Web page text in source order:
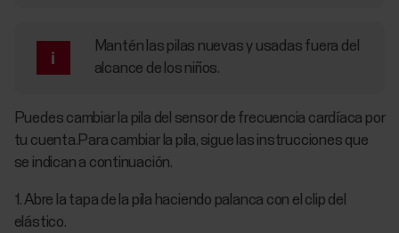
Mantén las pilas nuevas y usadas fuera del
alcance de los niños.
Puedes cambiar la pila del sensor de frecuencia cardíaca por
tu cuenta.Para cambiar la pila, sigue las instrucciones que
se indican a continuación.
1. Abre la tapa de la pila haciendo palanca con el clip del
elástico.